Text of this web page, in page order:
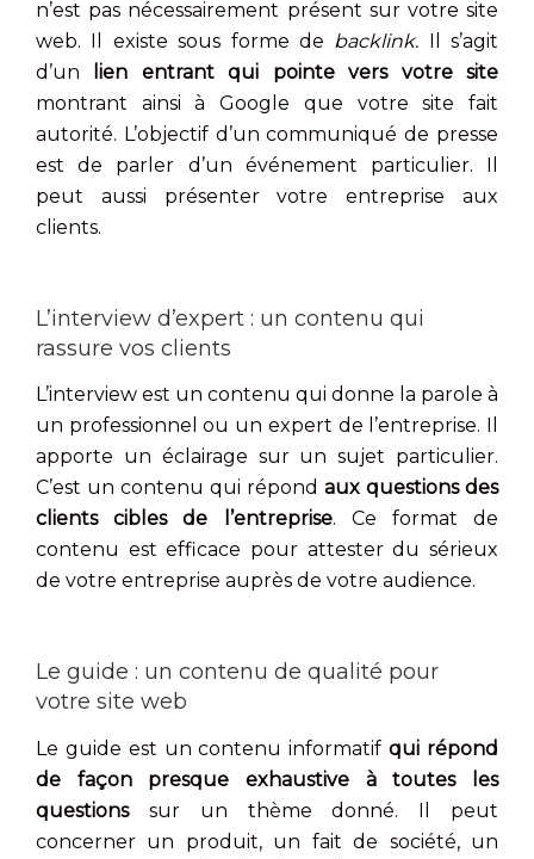
n’est pas nécessairement présent sur votre site
web. Il existe sous forme de backlink. Il s’agit
d’un
lien entrant qui pointe vers votre site
montrant ainsi à Google que votre site fait
autorité. L’objectif d’un communiqué de presse
est de parler d’un événement particulier. Il
peut aussi présenter votre entreprise aux
clients.
L’interview d’expert : un contenu qui
rassure vos clients
L’interview est un contenu qui donne la parole à
un professionnel ou un expert de l’entreprise. Il
apporte un éclairage sur un sujet particulier.
C’est un contenu qui répond aux questions des
clients cibles de l’entreprise. Ce format de
contenu est efficace pour attester du sérieux
de votre entreprise auprès de votre audience.
Le guide : un contenu de qualité pour
votre site web
Le guide est un contenu informatifqui répond
de façon presque exhaustive à toutes les
questionssur un thème donné. Il peut
concerner un produit, un fait de société, un